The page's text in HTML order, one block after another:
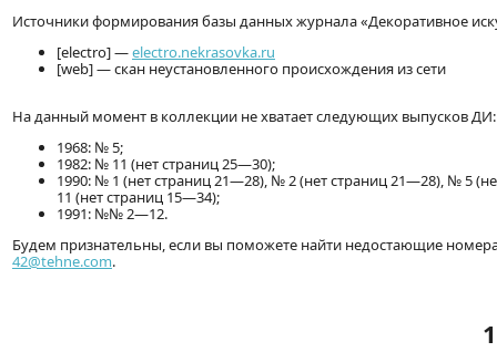
Источники формирования базы данных журнала «Декоративное
[electro] —electro.nekrasovka.ru
[web] — скан неустановленного происхождения из сети
На данный момент в коллекции не хватает следующих выпусков ДИ:
1968: № 5;
1982: № 11 (нет страниц 25—30);
1990: № 1 (нет страниц 21—28), № 2 (нет страниц 21—28), № 5
11 (нет страниц 15—34);
1991: №№ 2—12.
Будем признательны, если вы поможете найти недостающие
42@tehne.com.